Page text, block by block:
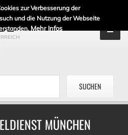
zur Verbesserung der
und die Nutzung der Webseite
Mehr Infos
MÜNCHEN